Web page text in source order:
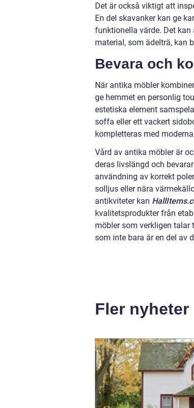
Det är också viktigt att
En del skavanker kan ge
funktionella värde. Det kan
material, som ädelträ, kan
Bevara och
När antika möbler
ge hemmet en personlig
estetiska element
soffa eller ett vackert
kompletteras med
Vård av antika möbler är
deras livslängd och
användning av korrekt
solljus eller nära
antikviteter kan
kvalitetsprodukter från
möbler som verkligen
som inte bara är en del av
Fler nyheter